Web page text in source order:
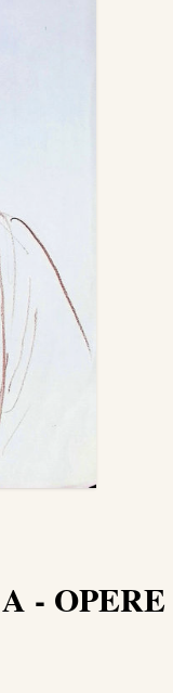
A -